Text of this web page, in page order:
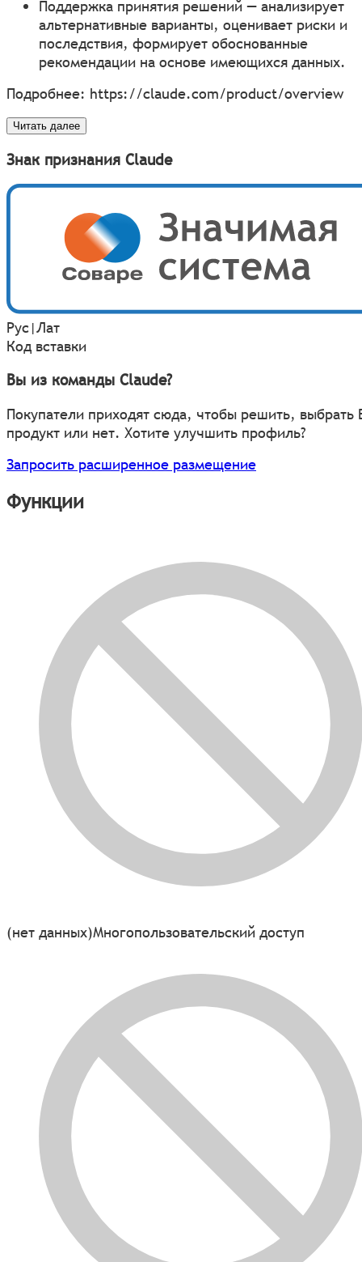
Поддержка принятия решений — анализирует
альтернативные варианты, оценивает риски и
последствия, формирует обоснованные
рекомендации на основе имеющихся данных.
Подробнее: https://claude.com/product/overview
Читать далее
Знак признания Claude
Рус|Лат
Код вставки
Вы из команды Claude?
Покупатели приходят сюда, чтобы решить, выбрать
продукт или нет. Хотите улучшить профиль?
Запросить расширенное размещение
Функции
(нет данных)Многопользовательский доступ